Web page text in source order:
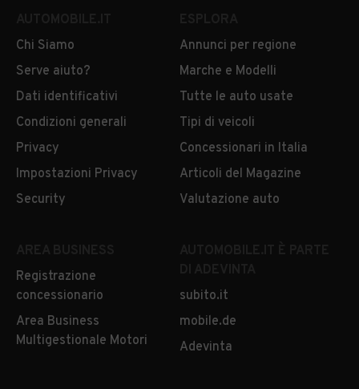
Chi Siamo
Serve aiuto?
Dati identificativi
Condizioni generali
Privacy
Impostazioni Privacy
Security
Annunci per regione
Marche e Modelli
Tutte le auto usate
Tipi di veicoli
Concessionari in Italia
Articoli del Magazine
Valutazione auto
Registrazione
concessionario
Area Business
Multigestionale Motori
subito.it
mobile.de
Adevinta